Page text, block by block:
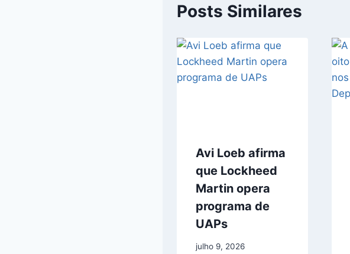
Posts Similares
Avi Loeb afirma
que Lockheed
Martin opera
programa de
UAPs
julho 9, 2026